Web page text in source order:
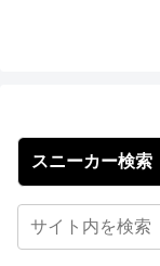
スニーカー検索